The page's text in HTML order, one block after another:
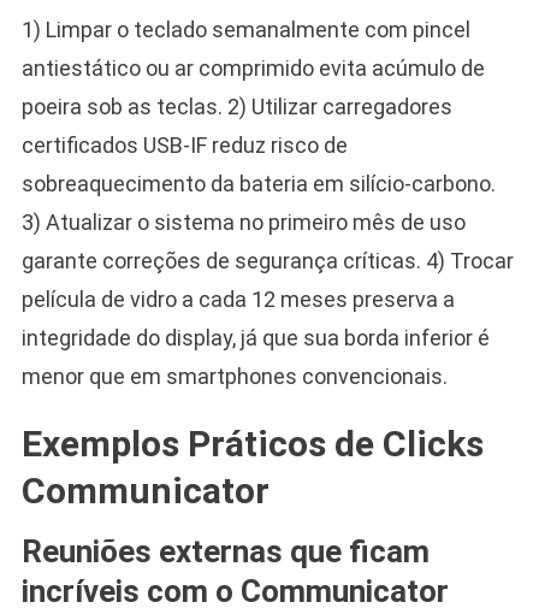
1) Limpar o teclado semanalmente com pincel
antiestático ou ar comprimido evita acúmulo de
poeira sob as teclas. 2) Utilizar carregadores
certificados USB-IF reduz risco de
sobreaquecimento da bateria em silício-carbono.
3) Atualizar o sistema no primeiro mês de uso
garante correções de segurança críticas. 4) Trocar
película de vidro a cada 12 meses preserva a
integridade do display, já que sua borda inferior é
menor que em smartphones convencionais.
Exemplos Práticos de Clicks
Communicator
Reuniões externas que ficam
incríveis com o Communicator